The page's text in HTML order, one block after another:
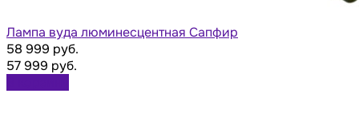
Лампа вуда люминесцентная Сапфир
58 999 руб.
57 999 руб.